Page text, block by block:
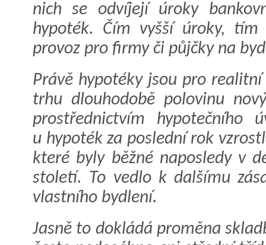
nich se odvíjejí úroky
hypoték. Čím vyšší úroky,
provoz pro firmy či půjčky na
Právě hypotéky jsou pro
trhu dlouhodobě polovinu
prostřednictvím hypotečního
u hypoték za poslední rok
které byly běžné naposledy v
století. To vedlo k dalšímu
vlastního bydlení.
Jasně to dokládá proměna